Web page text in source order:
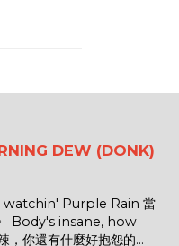
DEW (DONK)
watchin' Purple Rain 當
》 Body's insane, how
你還有什麼好抱怨的...